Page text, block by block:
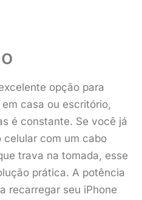
opção para
casa ou escritório,
é constante. Se você já
celular com um cabo
trava na tomada, esse
prática. A potência
recarregar seu iPhone